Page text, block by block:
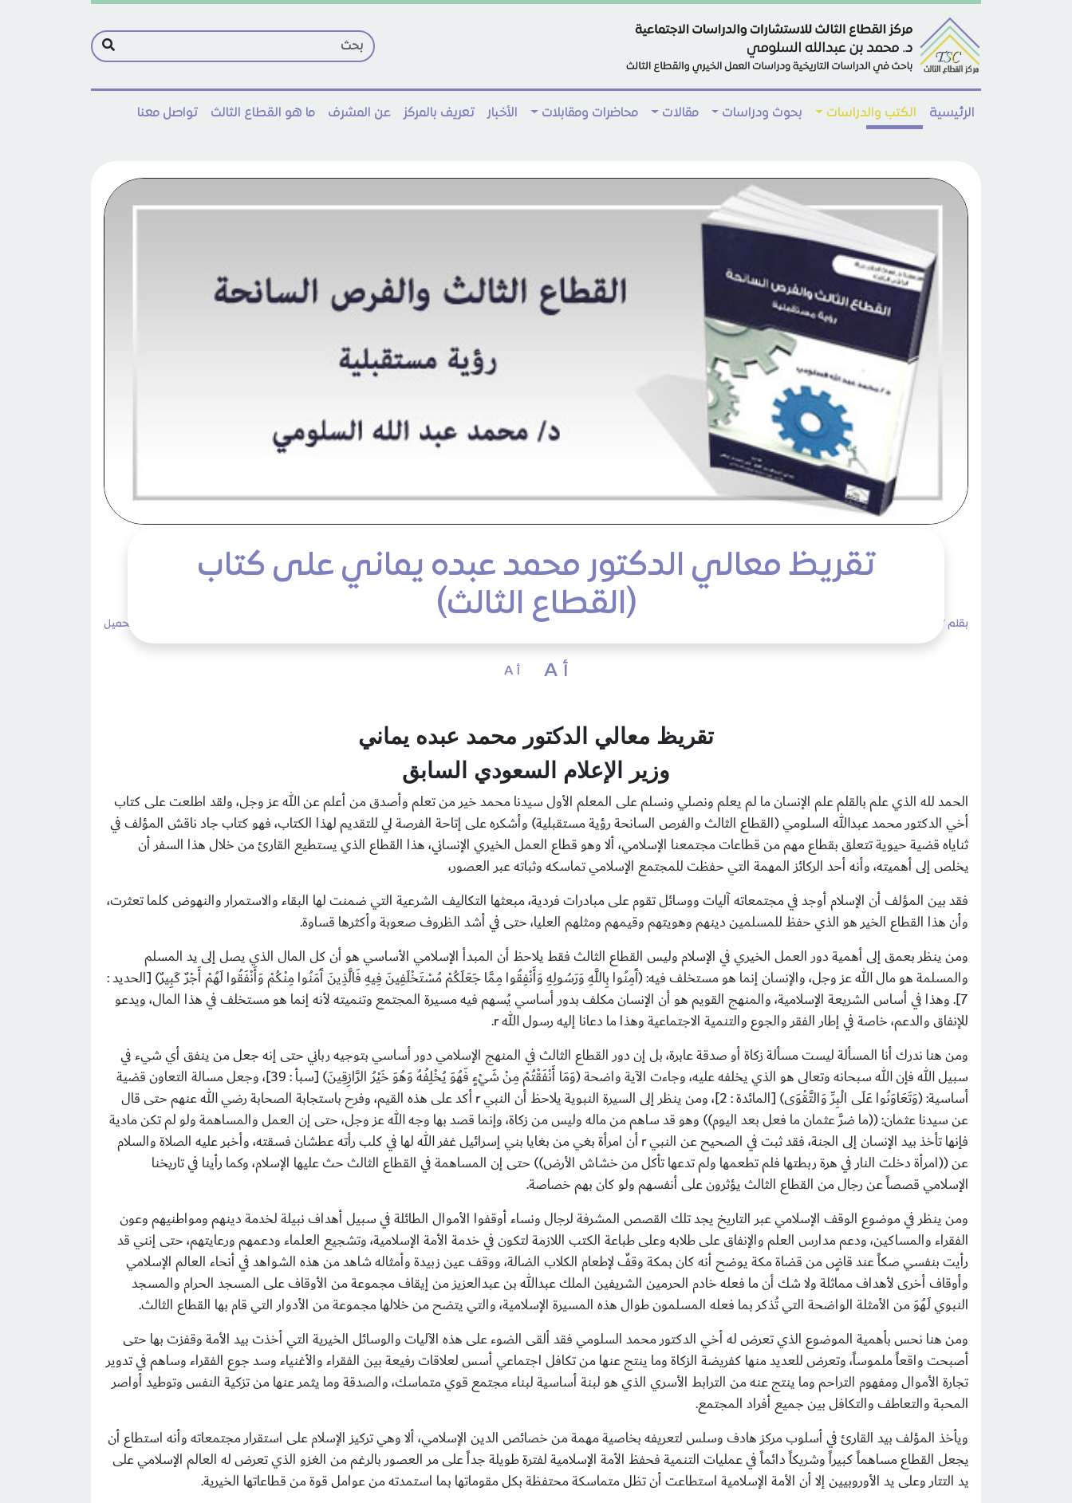
Skip to main content
الرئيسية الكتب والدراسات بحوث ودراسات مقالات محاضرات ومقابلات الأخبار تعريف بالمركز عن المشرف ما هو القطاع الثالث تواصل معنا
تقريظ معالي الدكتور محمد عبده يماني على كتاب
(القطاع الثالث)
بقلم / تحميل
أ A أ A
تقريظ معالي الدكتور محمد عبده يماني
وزير الإعلام السعودي السابق
الحمد لله الذي علم بالقلم علم الإنسان ما لم يعلم ونصلي ونسلم على المعلم الأول سيدنا محمد خير من تعلم وأصدق من أعلم عن الله عز وجل، ولقد اطلعت على كتاب
أخي الدكتور محمد عبدالله السلومي (القطاع الثالث والفرص السانحة رؤية مستقبلية) وأشكره على إتاحة الفرصة لي للتقديم لهذا الكتاب، فهو كتاب جاد ناقش المؤلف في
ثناياه قضية حيوية تتعلق بقطاع مهم من قطاعات مجتمعنا الإسلامي، ألا وهو قطاع العمل الخيري الإنساني، هذا القطاع الذي يستطيع القارئ من خلال هذا السفر أن
يخلص إلى أهميته، وأنه أحد الركائز المهمة التي حفظت للمجتمع الإسلامي تماسكه وثباته عبر العصور،
فقد بين المؤلف أن الإسلام أوجد في مجتمعاته آليات ووسائل تقوم على مبادرات فردية، مبعثها التكاليف الشرعية التي ضمنت لها البقاء والاستمرار والنهوض كلما تعثرت،
وأن هذا القطاع الخير هو الذي حفظ للمسلمين دينهم وهويتهم وقيمهم ومثلهم العليا، حتى في أشد الظروف صعوبة وأكثرها قساوة.
ومن ينظر بعمق إلى أهمية دور العمل الخيري في الإسلام وليس القطاع الثالث فقط يلاحظ أن المبدأ الإسلامي الأساسي هو أن كل المال الذي يصل إلى يد المسلم
والمسلمة هو مال الله عز وجل، والإنسان إنما هو مستخلف فيه:)آَمِنُوا بِاللَّهِ وَرَسُولِهِ وَأَنْفِقُوا مِمَّا جَعَلَكُمْ مُسْتَخْلَفِينَ فِيهِ فَالَّذِينَ آَمَنُوا مِنْكُمْ وَأَنْفَقُوا لَهُمْ أَجْرٌ كَبِيرٌ( [الحديد :
7] . وهذا في أساس الشريعة الإسلامية، والمنهج القويم هو أن الإنسان مكلف بدور أساسي يُسهم فيه مسيرة المجتمع وتنميته لأنه إنما هو مستخلف في هذا المال، ويدعو
للإنفاق والدعم، خاصة في إطار الفقر والجوع والتنمية الاجتماعية وهذا ما دعانا إليه رسول اللهr
.
ومن هنا ندرك أنا المسألة ليست مسألة زكاة أو صدقة عابرة، بل إن دور القطاع الثالث في المنهج الإسلامي دور أساسي بتوجيه رباني حتى إنه جعل من ينفق أي شيء في
سبيل الله فإن الله سبحانه وتعالى هو الذييخلفهعليه، وجاءت الآية واضحة)وَمَا أَنْفَقْتُمْ مِنْ شَيْءٍ فَهُوَ يُخْلِفُهُ وَهُوَ خَيْرُ الرَّازِقِينَ( [سبأ : 39]،
وجعل مسالة التعاون قضية
أساسية:)وَتَعَاوَنُوا عَلَى الْبِرِّ وَالتَّقْوَى( [المائدة : 2]، ومن ينظر إلى السيرة النبوية يلاحظ أن النبيrأكد على هذه القيم، وفرح باستجابة الصحابة رضي الله عنهم حتى قال
عن سيدنا عثمان: ((ما ضرَّ عثمان ما فعل بعد اليوم)) وهو قد ساهم من ماله وليس من زكاة، وإنما قصد بها وجه الله عز وجل، حتى إن العمل والمساهمة ولو لم تكن مادية
فإنها تأخذ بيد الإنسان إلى الجنة، فقد ثبت في الصحيح عن النبيrأن امرأة بغي من بغايا بني إسرائيل غفر الله لها في كلب رأته عطشان فسقته، وأخبر عليه الصلاة والسلام
عن ((امرأة دخلت النار في هرة ربطتها فلم تطعمها ولم تدعها تأكل من خشاش الأرض)) حتى إن المساهمة في القطاع الثالث حث عليها الإسلام، وكما رأينا في تاريخنا
الإسلامي قصصاً عن رجال من القطاع الثالث يؤثرون على أنفسهم ولو كان بهم خصاصة.
ومن ينظر في موضوع الوقف الإسلامي عبر التاريخ يجد تلك القصص المشرفة لرجال ونساء أوقفوا الأموال الطائلة في سبيل أهداف نبيلة لخدمة دينهم ومواطنيهم وعون
الفقراء والمساكين، ودعم مدارس العلم والإنفاق على طلابه وعلى طباعة الكتب اللازمة لتكون في خدمة الأمة الإسلامية، وتشجيع العلماء ودعمهم ورعايتهم، حتى إنني قد
رأيت بنفسي صكاً عند قاضٍ من قضاة مكة يوضح أنه كان بمكة وقفٌ لإطعام الكلاب الضالة، ووقف عين زبيدة وأمثاله شاهد من هذه الشواهد في أنحاء العالم الإسلامي
وأوقاف أخرى لأهداف مماثلة ولا شك أن ما فعله خادم الحرمين الشريفين الملك عبدالله بن عبدالعزيز من إيقاف مجموعة من الأوقاف على المسجد الحرام والمسجد
النبوي لَـهُوَ من الأمثلة الواضحة التي تُذكر بما فعله المسلمون طوال هذه المسيرة الإسلامية، والتي يتضح من خلالها مجموعة من الأدوار التي قام بها القطاع الثالث.
ومن هنا نحس بأهمية الموضوع الذي تعرض له أخي الدكتور محمد السلومي فقد ألقى الضوء على هذه الآليات والوسائل الخيرية التي أخذت بيد الأمة وقفزت بها حتى
أصبحت واقعاً ملموساً، وتعرض للعديد منها كفريضة الزكاة وما ينتج عنها من تكافل اجتماعي أسس لعلاقات رفيعة بين الفقراء والأغنياء وسد جوع الفقراء وساهم في تدوير
تجارة الأموال ومفهوم التراحم وما ينتج عنه من الترابط الأسري الذي هو لبنة أساسية لبناء مجتمع قوي متماسك، والصدقة وما يثمر عنها من تزكية النفس وتوطيد أواصر
المحبة والتعاطف والتكافل بين جميع أفراد المجتمع.
ويأخذ المؤلف بيد القارئ في أسلوب مركز هادف وسلس لتعريفه بخاصية مهمة من خصائص الدين الإسلامي، ألا وهي تركيز الإسلام على استقرار مجتمعاته وأنه استطاع أن
يجعل القطاع مساهماً كبيراً وشريكاً دائماً في عمليات التنمية فحفظ الأمة الإسلامية لفترة طويلة جداً على مر العصور بالرغم من الغزو الذي تعرض له العالم الإسلامي على
يد التتار وعلى يد الأوروبيين إلا أن الأمة الإسلامية استطاعت أن تظل متماسكة محتفظة بكل مقوماتها بما استمدته من عوامل قوة من قطاعاتها الخيرية.